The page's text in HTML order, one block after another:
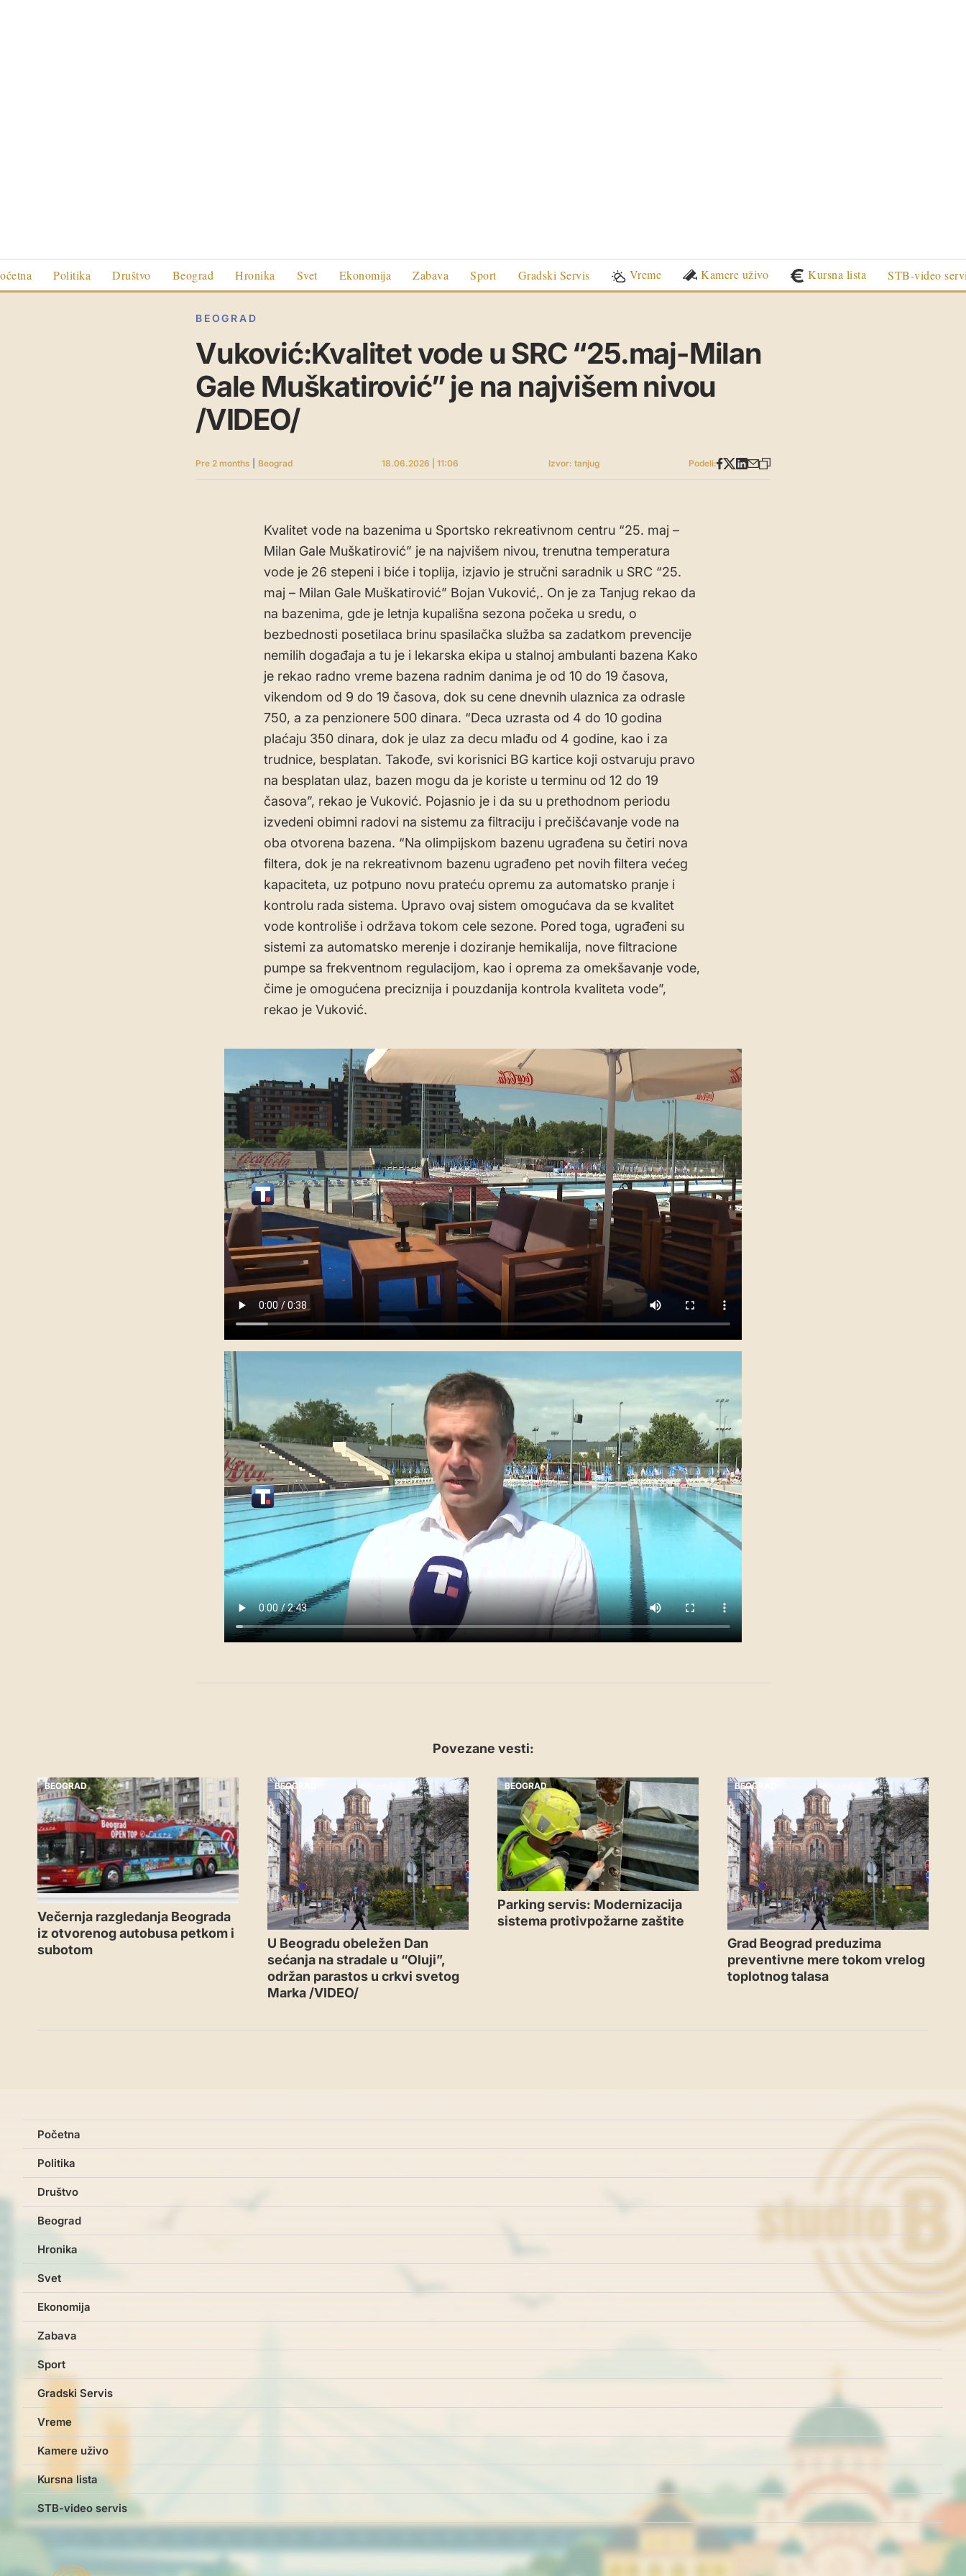
Politika Društvo Beograd Hronika Svet Ekonomija Zabava Sport Gradski Servis Vreme Kamere uživo Kursna lista STB-video
BEOGRAD
Vuković:Kvalitet vode u SRC “25.maj-Milan
Gale Muškatirović” je na najvišem nivou
/VIDEO/
Pre 2 months Beograd 18.06.2026 | 11:06 Izvor: tanjug Podeli:
Kvalitet vode na bazenima u Sportsko rekreativnom centru “25. maj –
Milan Gale Muškatirović” je na najvišem nivou, trenutna temperatura
vode je 26 stepeni i biće i toplija, izjavio je stručni saradnik u SRC “25.
maj – Milan Gale Muškatirović” Bojan Vuković,. On je za Tanjug rekao da
na bazenima, gde je letnja kupališna sezona počeka u sredu, o
bezbednosti posetilaca brinu spasilačka služba sa zadatkom prevencije
nemilih događaja a tu je i lekarska ekipa u stalnoj ambulanti bazena Kako
je rekao radno vreme bazena radnim danima je od 10 do 19 časova,
vikendom od 9 do 19 časova, dok su cene dnevnih ulaznica za odrasle
750, a za penzionere 500 dinara. “Deca uzrasta od 4 do 10 godina
plaćaju 350 dinara, dok je ulaz za decu mlađu od 4 godine, kao i za
trudnice, besplatan. Takođe, svi korisnici BG kartice koji ostvaruju pravo
na besplatan ulaz, bazen mogu da je koriste u terminu od 12 do 19
časova”, rekao je Vuković. Pojasnio je i da su u prethodnom periodu
izvedeni obimni radovi na sistemu za filtraciju i prečišćavanje vode na
oba otvorena bazena. “Na olimpijskom bazenu ugrađena su četiri nova
filtera, dok je na rekreativnom bazenu ugrađeno pet novih filtera većeg
kapaciteta, uz potpuno novu prateću opremu za automatsko pranje i
kontrolu rada sistema. Upravo ovaj sistem omogućava da se kvalitet
vode kontroliše i održava tokom cele sezone. Pored toga, ugrađeni su
sistemi za automatsko merenje i doziranje hemikalija, nove filtracione
pumpe sa frekventnom regulacijom, kao i oprema za omekšavanje vode,
čime je omogućena preciznija i pouzdanija kontrola kvaliteta vode”,
rekao je Vuković.
Povezane vesti:
BEOGRAD
Večernja razgledanja Beograda
iz otvorenog autobusa petkom i
subotom
BEOGRAD
U Beogradu obeležen Dan
sećanja na stradale u “Oluji”,
održan parastos u crkvi svetog
Marka /VIDEO/
BEOGRAD
Parking servis: Modernizacija
sistema protivpožarne zaštite
BEOGRAD
Grad Beograd preduzima
preventivne mere tokom vrelog
toplotnog talasa
Početna
Politika
Društvo
Beograd
Hronika
Svet
Ekonomija
Zabava
Sport
Gradski Servis
Vreme
Kamere uživo
Kursna lista
STB-video servis